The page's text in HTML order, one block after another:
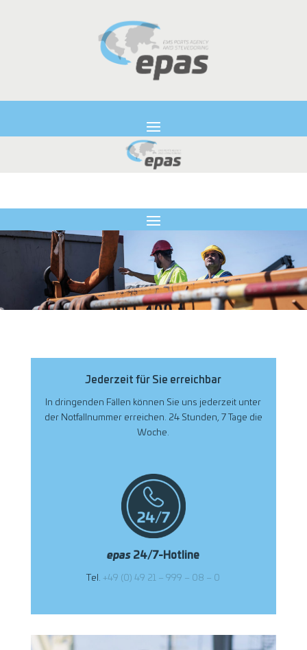
Jederzeit für Sie erreichbar
In dringenden Fällen können Sie uns jederzeit unter
der Notfallnummer erreichen. 24 Stunden, 7 Tage die
Woche.
epas 24/7-Hotline
Tel. +49 (0) 49 21 – 999 – 08 – 0